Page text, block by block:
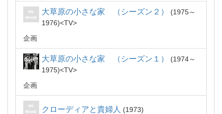
大草原の小さな家 （シーズン２）
1975～
1976
TV
企画
大草原の小さな家 （シーズン１）
1974～
1975
TV
企画
クローディアと貴婦人 1973